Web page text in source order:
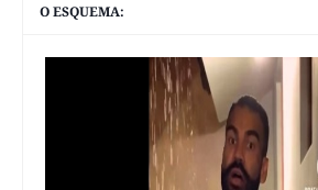
O ESQUEMA: